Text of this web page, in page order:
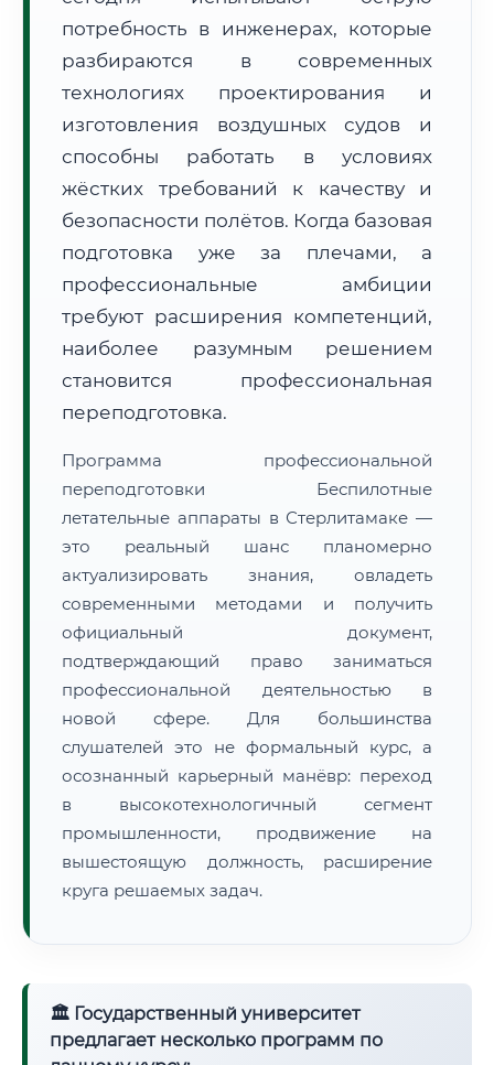
Расчет логистики оригиналов:
~1 745 км
• Экспресс-доставка СДЭК / Почтой: 2–3 рабочих дня
🔍Нажмите на документ для увеличения и просмотра
потребность в инженерах, которые
разбираются в современных
технологиях проектирования и
изготовления воздушных судов и
способны работать в условиях
жёстких требований к качеству и
безопасности полётов. Когда базовая
подготовка уже за плечами, а
профессиональные амбиции
требуют расширения компетенций,
наиболее разумным решением
становится профессиональная
переподготовка.
Программа профессиональной
переподготовки Беспилотные
летательные аппараты в Стерлитамаке —
это реальный шанс планомерно
актуализировать знания, овладеть
современными методами и получить
официальный документ,
подтверждающий право заниматься
профессиональной деятельностью в
новой сфере. Для большинства
слушателей это не формальный курс, а
осознанный карьерный манёвр: переход
в высокотехнологичный сегмент
промышленности, продвижение на
вышестоящую должность, расширение
круга решаемых задач.
🏛 Государственный университет
предлагает несколько программ по